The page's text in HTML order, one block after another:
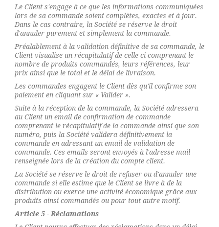
Le Client s'engage à ce que les informations communiquées
lors de sa commande soient complètes, exactes et à jour.
Dans le cas contraire, la Société se réserve le droit
d'annuler purement et simplement la commande.
Préalablement à la validation définitive de sa commande, le
Client visualise un récapitulatif de celle-ci comprenant le
nombre de produits commandés, leurs références, leur
prix ainsi que le total et le délai de livraison.
Les commandes engagent le Client dès qu'il confirme son
paiement en cliquant sur « Valider ».
Suite à la réception de la commande, la Société adressera
au Client un email de confirmation de commande
comprenant le récapitulatif de la commande ainsi que son
numéro, puis la Société validera définitivement la
commande en adressant un email de validation de
commande. Ces emails seront envoyés à l'adresse mail
renseignée lors de la création du compte client.
La Société se réserve le droit de refuser ou d'annuler une
commande si elle estime que le Client se livre à de la
distribution ou exerce une activité économique grâce aux
produits ainsi commandés ou pour tout autre motif.
Article 5 - Réclamations